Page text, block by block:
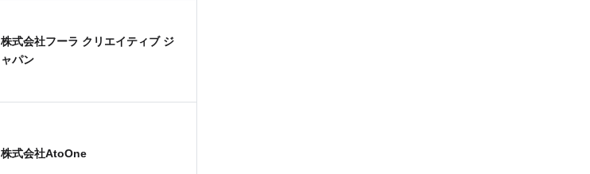
株式会社フーラ クリエイティブ ジ
ャパン
株式会社AtoOne